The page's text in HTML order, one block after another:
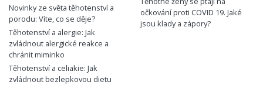
Novinky ze světa těhotenství a
porodu: Víte, co se děje?
Těhotenství a alergie: Jak
zvládnout alergické reakce a
chránit miminko
Těhotenství a celiakie: Jak
zvládnout bezlepkovou dietu
očkování proti COVID 19. Jaké
jsou klady a zápory?